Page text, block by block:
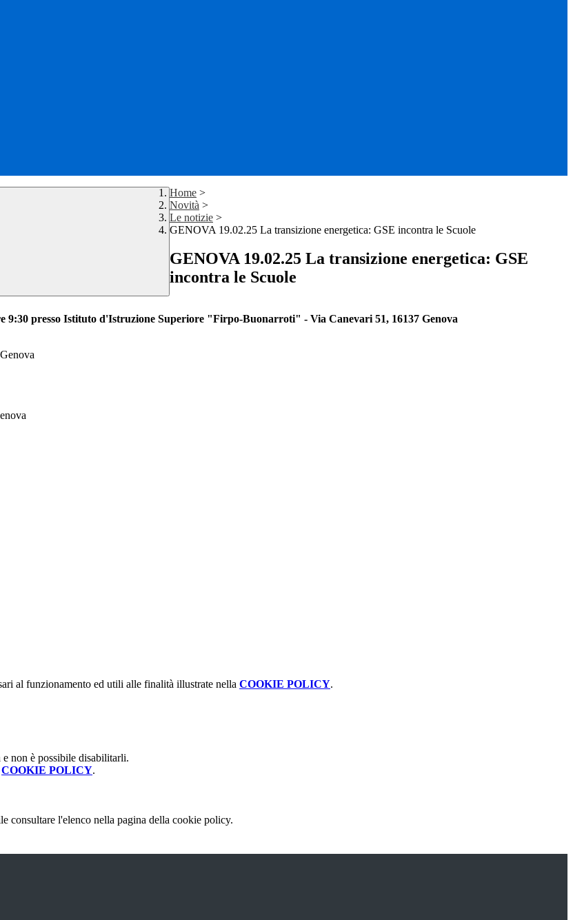
Home >
Novità >
Le notizie >
GENOVA 19.02.25 La transizione energetica: GSE incontra le Scuole
GENOVA 19.02.25 La transizione energetica: GSE
incontra le Scuole
9:30 presso Istituto d'Istruzione Superiore "Firpo-Buonarroti" - Via Canevari 51, 16137 Genova
al funzionamento ed utili alle finalità illustrate nella COOKIE POLICY.
non è possibile disabilitarli.
COOKIE POLICY.
consultare l'elenco nella pagina della cookie policy.